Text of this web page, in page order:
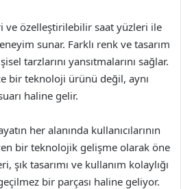
ve özelleştirilebilir saat yüzleri ile
sunar. Farklı renk ve tasarım
tarzlarını yansıtmalarını sağlar.
bir teknoloji ürünü değil, aynı
haline gelir.
her alanında kullanıcılarının
bir teknolojik gelişme olarak öne
şık tasarımı ve kullanım kolaylığı
bir parçası haline geliyor.